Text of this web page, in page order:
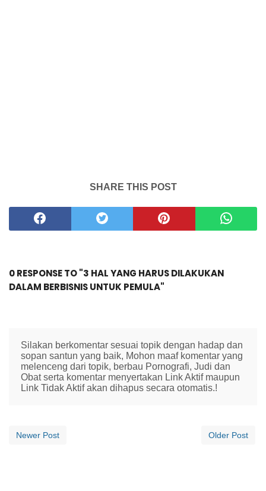
SHARE THIS POST
0 RESPONSE TO "3 HAL YANG HARUS DILAKUKAN
DALAM BERBISNIS UNTUK PEMULA"
Silakan berkomentar sesuai topik dengan hadap dan
sopan santun yang baik, Mohon maaf komentar yang
melenceng dari topik, berbau Pornografi, Judi dan
Obat serta komentar menyertakan Link Aktif maupun
Link Tidak Aktif akan dihapus secara otomatis.!
Newer Post Older Post